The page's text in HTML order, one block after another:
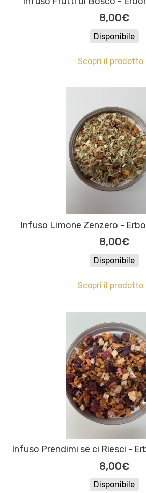
8,00€
Disponibile
Scopri il prodotto
Infuso Limone Zenzero -
8,00€
Disponibile
Scopri il prodotto
Infuso Prendimi se ci Riesci -
8,00€
Disponibile